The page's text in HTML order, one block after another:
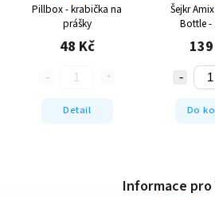
Pillbox - krabička na
prášky
48 Kč
Detail
Šejkr
Bottle -
Do
Informace pro